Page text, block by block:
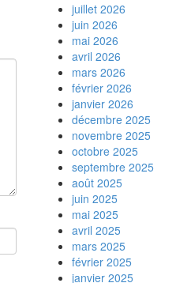
juillet 2026
juin 2026
mai 2026
avril 2026
mars 2026
février 2026
janvier 2026
décembre 2025
novembre 2025
octobre 2025
septembre 2025
août 2025
juin 2025
mai 2025
avril 2025
mars 2025
février 2025
janvier 2025